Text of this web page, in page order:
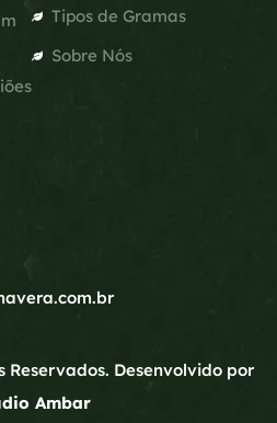
Tipos de Gramas
Sobre Nós
Reservados. Desenvolvido por
Ambar